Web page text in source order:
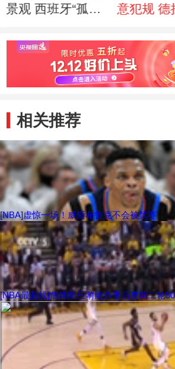
景观 西班牙“孤
意犯规 德
相关推荐
[NBA]虚惊一场！威斯布鲁克不会被禁赛
[NBA最前线]詹姆斯压哨绝杀季后赛第二轮